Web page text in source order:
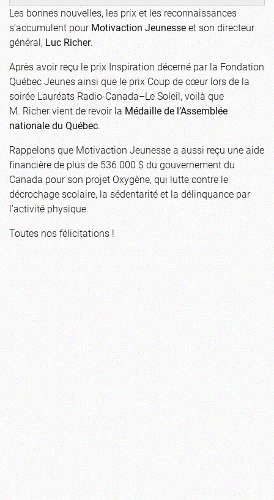
Les bonnes nouvelles, les prix et les reconnaissances
s’accumulent pourMotivaction Jeunesseet son directeur
général,Luc Richer.
Après avoir reçu leprix Inspirationdécerné par la Fondation
Québec Jeunes ainsi que le prix Coup de cœur lors de la
soirée Lauréats Radio-Canada–Le Soleil, voilà que
M. Richer vient de revoir laMédaille de l’Assemblée
nationale du Québec.
Rappelons que Motivaction Jeunesse a aussi reçu une aide
financière de plus de 536 000 $ du gouvernement du
Canada pour son projet Oxygène, qui lutte contre le
décrochage scolaire, la sédentarité et la délinquance par
l’activité physique.
Toutes nos félicitations !